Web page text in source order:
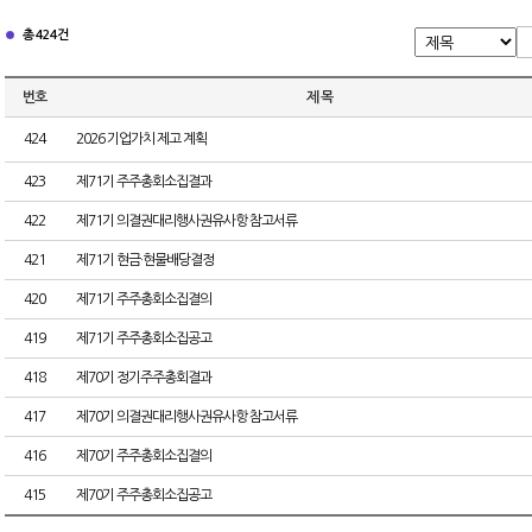
총 424건
번호 제 목
424 2026 기업가치 제고 계획
423 제71기 주주총회소집결과
422 제71기 의결권대리행사권유사항 참고서류
421 제71기 현금·현물배당결정
420 제71기 주주총회소집결의
419 제71기 주주총회소집공고
418 제70기 정기주주총회결과
417 제70기 의결권대리행사권유사항 참고서류
416 제70기 주주총회소집결의
415 제70기 주주총회소집공고